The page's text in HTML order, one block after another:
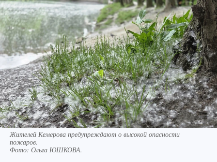
Жителей Кемерова предупреждают о высокой опасности
пожаров.
Фото: Ольга ЮШКОВА.